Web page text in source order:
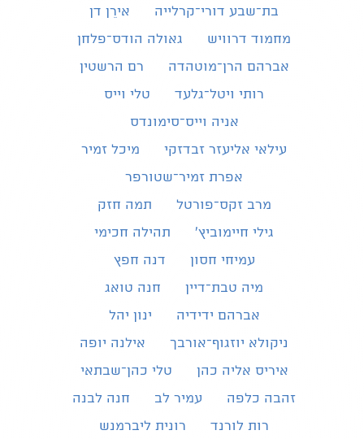
בת־שבע דורי־קרלייה
אירֵן דן
מחמוד דרוויש
גאולה הודס־פלחן
אברהם הרן־מוטהדה
רם הרשטין
רותי ויטל־גלעד
טלי וייס
אניה וייס־סימונדס
עילאי אליעזר זבדזקי
מיכל זמיר
אפרת זמיר־שטורפר
מרב זקס־פורטל
תמה חזק
גילי חיימוביץ'
תהילה חכימי
עמיחי חסון
דנה חפץ
מיה טבת־דיין
חנה טואג
אברהם ידידיה
ינון יהל
ניקולא יוזגוף־אורבך
אילנה יופה
איריס אליה כהן
טלי כהן־שבתאי
זהבה כלפה
עמיר לב
חנה לבנה
רות לורנד
רונית ליברמנש